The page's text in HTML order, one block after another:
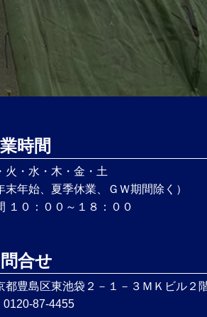
時間
火・水・木・金・土
末年始、夏季休業、ＧＷ期間除く）
１０：００～１８：００
合せ
都豊島区東池袋２－１－３ＭＫビル２
0120-87-4455